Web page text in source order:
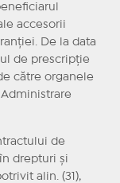
accesorii
De la data
de prescripție
către organele
de
drepturi și
alin. (31),